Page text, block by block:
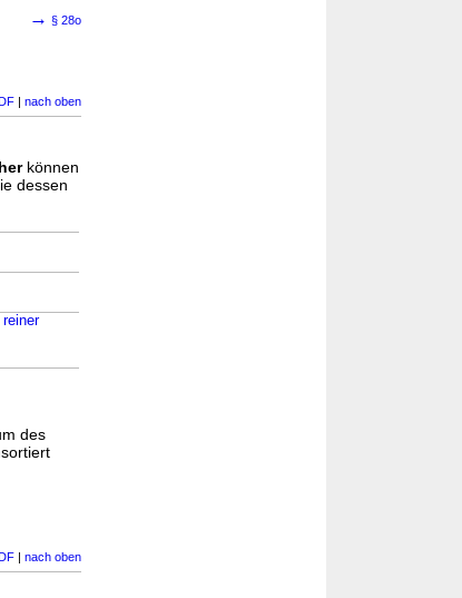
→ § 28o
| nach oben
können
dessen
des
| nach oben